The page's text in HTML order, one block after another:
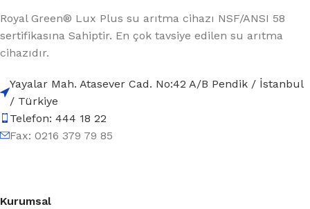
Royal Green® Lux Plus su arıtma cihazı NSF/ANSI 58
sertifikasına Sahiptir. En çok tavsiye edilen su arıtma
cihazıdır.
Yayalar Mah. Atasever Cad. No:42 A/B Pendik / İstanbul
/ Türkiye
Telefon: 444 18 22
Fax: 0216 379 79 85
Kurumsal